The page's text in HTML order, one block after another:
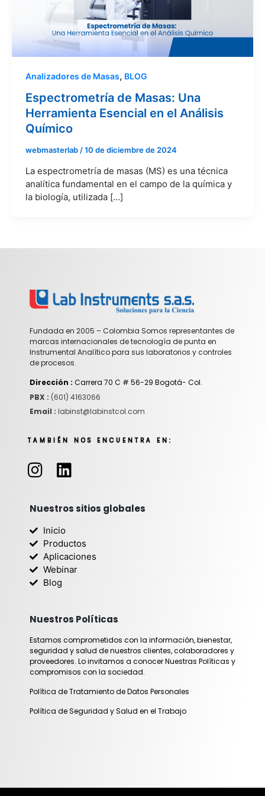
Analizadores de Masas, BLOG
Espectrometría de Masas: Una
Herramienta Esencial en el Análisis
Químico
webmasterlab/10 de diciembre de 2024
La espectrometría de masas (MS) es una técnica
analítica fundamental en el campo de la química y
la biología, utilizada […]
Fundada en 2005 – Colombia Somos representantes de
marcas internacionales de tecnología de punta en
Instrumental Analítico para sus laboratorios y controles
de procesos.
Dirección : Carrera 70 C # 56-29 Bogotá- Col.
PBX : (601) 4163066
Email : labinst@labinstcol.com
TAMBIÉN NOS ENCUENTRA EN:
I
n
t
a
g
r
a
L
i
k
e
d
i
n
Nuestros sitios globales
Inicio
Productos
Aplicaciones
Webinar
Blog
Nuestros Políticas
Estamos comprometidos con la información, bienestar,
seguridad y salud de nuestros clientes, colaboradores y
proveedores. Lo invitamos a conocer Nuestras Políticas y
compromisos con la sociedad.
Política de Tratamiento de Datos Personales
Política de Seguridad y Salud en el Trabajo